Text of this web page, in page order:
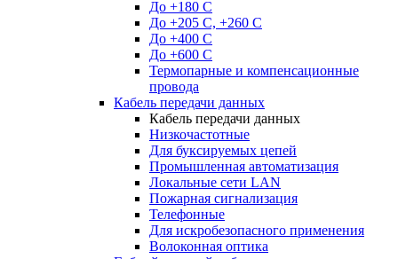
До +180 C
До +205 С, +260 С
До +400 C
До +600 С
Термопарные и компенсационные
провода
Кабель передачи данных
Кабель передачи данных
Низкочастотные
Для буксируемых цепей
Промышленная автоматизация
Локальные сети LAN
Пожарная сигнализация
Телефонные
Для искробезопасного применения
Волоконная оптика